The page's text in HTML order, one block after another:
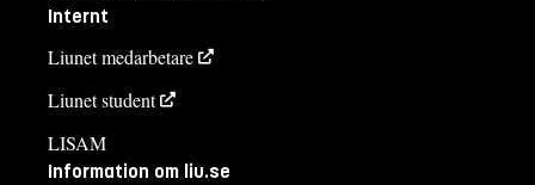
Internt
Liunet medarbetare
Liunet student
LISAM
Information om liu.se